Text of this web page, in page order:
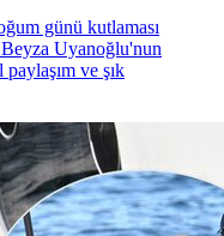
günü kutlaması
Uyanoğlu'nun
ve şık